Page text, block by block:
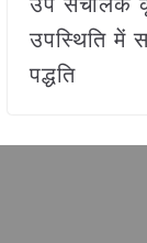
उपस्थिति में
पद्धति